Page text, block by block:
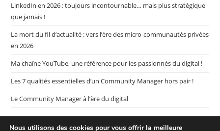
LinkedIn en 2026 : toujours incontournable… mais plus stratégique
que jamais !
La mort du fil d’actualité : vers l’ère des micro-communautés privées
en 2026
Ma chaîne YouTube, une référence pour les passionnés du digital !
Les 7 qualités essentielles d’un Community Manager hors pair !
Le Community Manager à l’ère du digital
Nous utilisons des cookies pour vous offrir la meilleure